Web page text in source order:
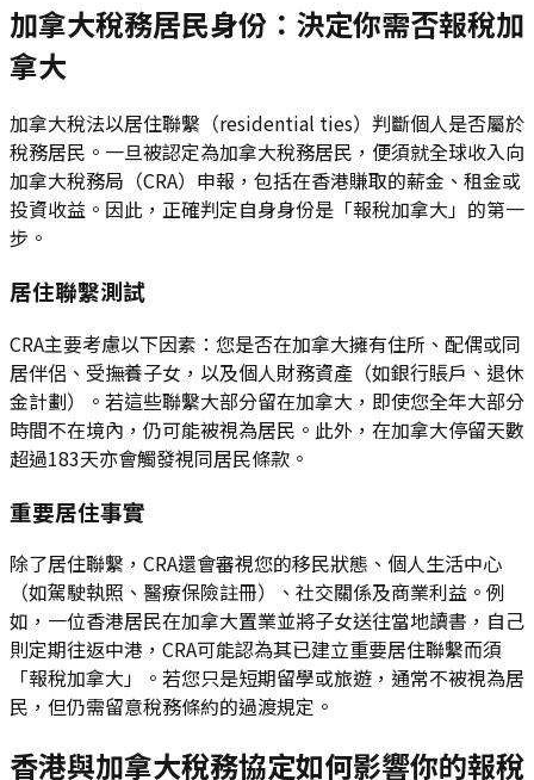
加拿大稅務居民身份：決定你需否報稅加
拿大
加拿大稅法以居住聯繫（residential ties）判斷個人是否屬於
稅務居民。一旦被認定為加拿大稅務居民，便須就全球收入向
加拿大稅務局（CRA）申報，包括在香港賺取的薪金、租金或
投資收益。因此，正確判定自身身份是「報稅加拿大」的第一
步。
居住聯繫測試
CRA主要考慮以下因素：您是否在加拿大擁有住所、配偶或同
居伴侶、受撫養子女，以及個人財務資產（如銀行賬戶、退休
金計劃）。若這些聯繫大部分留在加拿大，即使您全年大部分
時間不在境內，仍可能被視為居民。此外，在加拿大停留天數
超過183天亦會觸發視同居民條款。
重要居住事實
除了居住聯繫，CRA還會審視您的移民狀態、個人生活中心
（如駕駛執照、醫療保險註冊）、社交關係及商業利益。例
如，一位香港居民在加拿大置業並將子女送往當地讀書，自己
則定期往返中港，CRA可能認為其已建立重要居住聯繫而須
「報稅加拿大」。若您只是短期留學或旅遊，通常不被視為居
民，但仍需留意稅務條約的過渡規定。
香港與加拿大稅務協定如何影響你的報稅